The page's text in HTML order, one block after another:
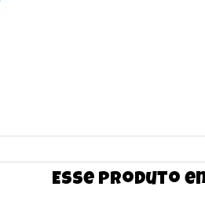
Esse produto